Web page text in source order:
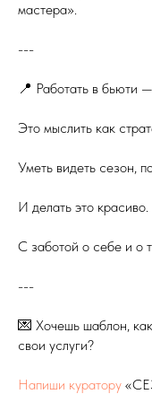
мастера».
---
📍 Работать в бьюти
Это мыслить как
Уметь видеть сезон,
И делать это
С заботой о себе и о
---
💌 Хочешь шаблон,
свои услуги?
Напиши куратору